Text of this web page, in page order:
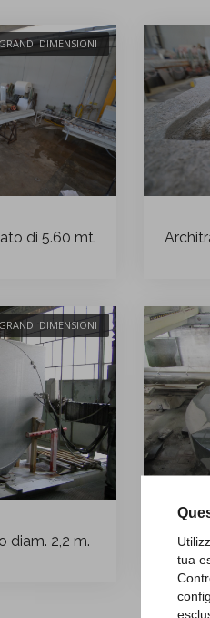
tua
DIMENSIONI
di 5.60 mt.
DIMENSIONI
diam. 2,2 m.